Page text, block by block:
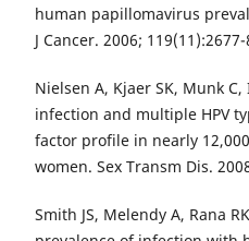
human papillomavirus
J Cancer. 2006; 119(11):2677-
Nielsen A, Kjaer SK, Munk
infection and multiple HPV
factor profile in nearly
women. Sex Transm Dis.
Smith JS, Melendy A, Rana